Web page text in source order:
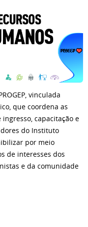
vinculada
que coordena as
capacitação e
do Instituto
por meio
de interesses dos
e da comunidade